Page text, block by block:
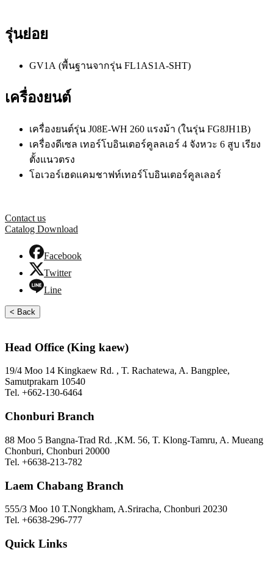
รุ่นย่อย
GV1A (พื้นฐานจากรุ่น FL1AS1A-SHT)
เครื่องยนต์
เครื่องยนต์รุ่น J08E-WH 260 แรงม้า (ในรุ่น FG8JH1B)
เครื่องดีเซล เทอร์โบอินเตอร์คูลลเอร์ 4 จังหวะ 6 สูบ เรียง
ตั้งแนวตรง
โอเวอร์เฮดแคมชาฟท์เทอร์โบอินเตอร์คูลเลอร์
Contact us
Catalog Download
Facebook
Twitter
Line
< Back
Head Office (King kaew)
19/4 Moo 14 Kingkaew Rd. , T. Rachatewa, A. Bangplee,
Samutprakarn 10540
Tel. +662-130-6464
Chonburi Branch
88 Moo 5 Bangna-Trad Rd. ,KM. 56, T. Klong-Tamru, A. Mueang
Chonburi, Chonburi 20000
Tel. +6638-213-782
Laem Chabang Branch
555/3 Moo 10 T.Nongkham, A.Sriracha, Chonburi 20230
Tel. +6638-296-777
Quick Links